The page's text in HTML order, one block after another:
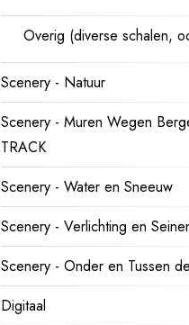
Overig (diverse schalen,
Scenery - Natuur
Scenery - Muren Wegen
TRACK
Scenery - Water en Sneeuw
Scenery - Verlichting en
Scenery - Onder en Tussen
Digitaal